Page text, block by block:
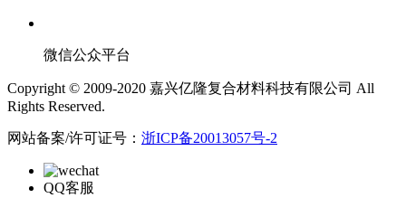
微信公众平台
Copyright © 2009-2020 嘉兴亿隆复合材料科技有限公司 All
Rights Reserved.
网站备案/许可证号： 浙ICP备20013057号-2
QQ客服